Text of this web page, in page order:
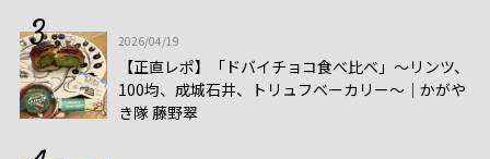
2026/04/19
【正直レポ】「ドバイチョコ食べ比べ」～リンツ、
100均、成城石井、トリュフベーカリー～｜かがや
き隊 藤野翠